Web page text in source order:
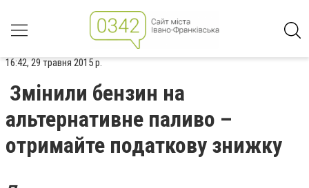
16:42, 29 травня 2015 р.
Змінили бензин на
альтернативне паливо –
отримайте податкову знижку